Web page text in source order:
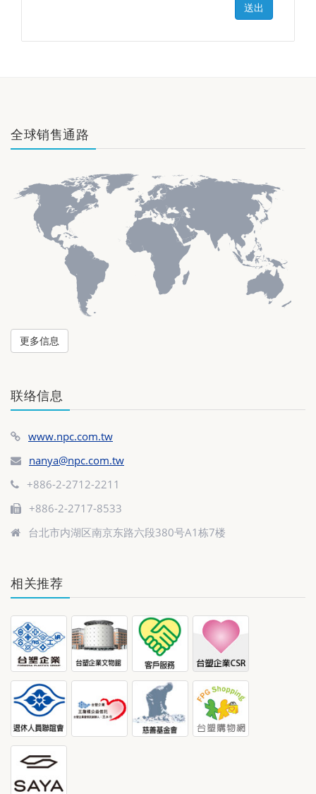
送出
全球销售通路
更多信息
联络信息
www.npc.com.tw
nanya@npc.com.tw
+886-2-2712-2211
+886-2-2717-8533
台北市内湖区南京东路六段380号A1栋7楼
相关推荐